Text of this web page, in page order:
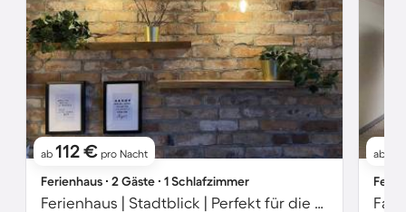
ab 112 € pro Nacht
Ferienhaus ∙ 2 Gäste ∙ 1 Schlafzimmer
Ferienhaus | Stadtblick | Perfekt für die Arbeit von Zuhause
ab